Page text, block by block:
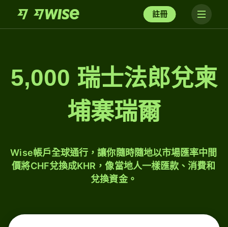
註冊
5,000 瑞士法郎兌柬
埔寨瑞爾
Wise帳戶全球通行，讓你隨時隨地以市場匯率中間
價將CHF兌換成KHR，像當地人一樣匯款、消費和
兌換資金。